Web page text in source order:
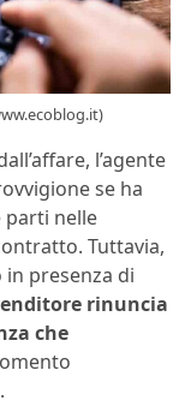
l’agente
se ha
parti nelle
Tuttavia,
presenza di
rinuncia
che